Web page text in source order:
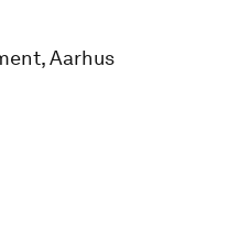
Aarhus